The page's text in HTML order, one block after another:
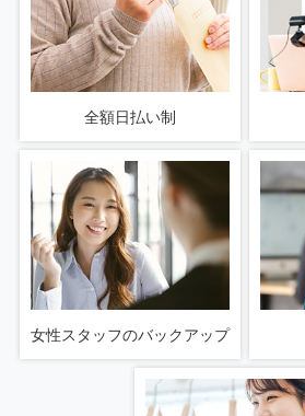
全額日払い制
女性スタッフのバックアップ